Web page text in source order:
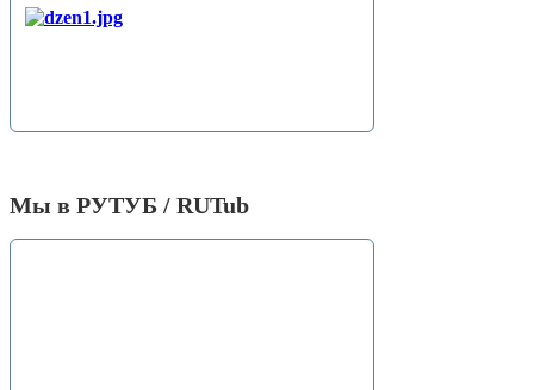
Мы в РУТУБ / RUTub